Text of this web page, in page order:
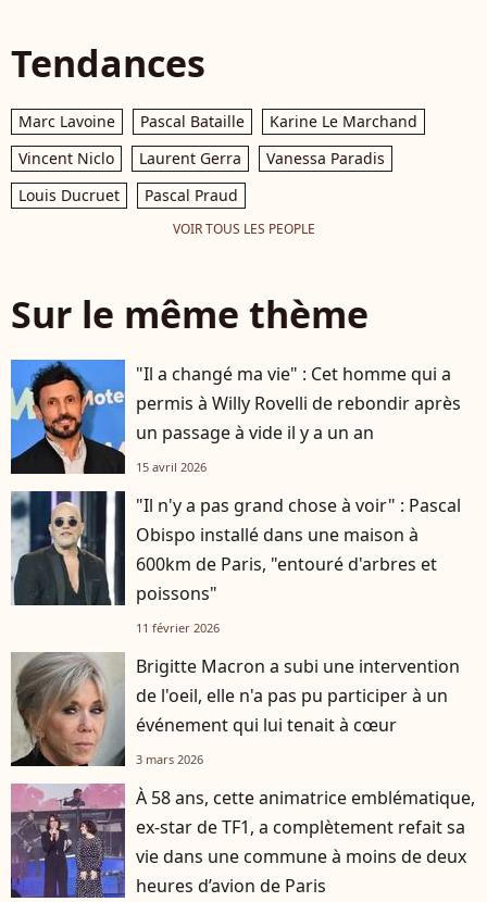
Tendances
Marc Lavoine Pascal Bataille
Karine Le Marchand
Vincent Niclo
Laurent Gerra
Vanessa Paradis
Louis Ducruet
Pascal Praud
VOIR TOUS LES PEOPLE
Sur le même thème
"Il a changé ma vie" : Cet homme qui a
permis à Willy Rovelli de rebondir après
un passage à vide il y a un an
15 avril 2026
"Il n'y a pas grand chose à voir" : Pascal
Obispo installé dans une maison à
600km de Paris, "entouré d'arbres et
poissons"
11 février 2026
Brigitte Macron a subi une intervention
de l'oeil, elle n'a pas pu participer à un
événement qui lui tenait à cœur
3 mars 2026
À 58 ans, cette animatrice emblématique,
ex-star de TF1, a complètement refait sa
vie dans une commune à moins de deux
heures d’avion de Paris